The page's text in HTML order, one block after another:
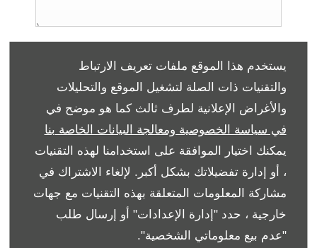
يستخدم هذا الموقع ملفات تعريف الارتباط
والتقنيات ذات الصلة لتشغيل الموقع والتحليلات
والأغراض الإعلانية لطرف ثالث كما هو موضح في
في سياسة الخصوصية ومعالجة البيانات الخاصة بنا
يمكنك اختيار الموافقة على استخدامنا لهذه التقنيات
، أو إدارة تفضيلاتك بشكل أكبر. لإلغاء الاشتراك في
مشاركة المعلومات المتعلقة بهذه التقنيات مع جهات
خارجية ، حدد "إدارة الإعدادات" أو إرسال طلب
"عدم بيع معلوماتي الشخصية".
اختر
الاسم الأول *
الاسم الأخير *